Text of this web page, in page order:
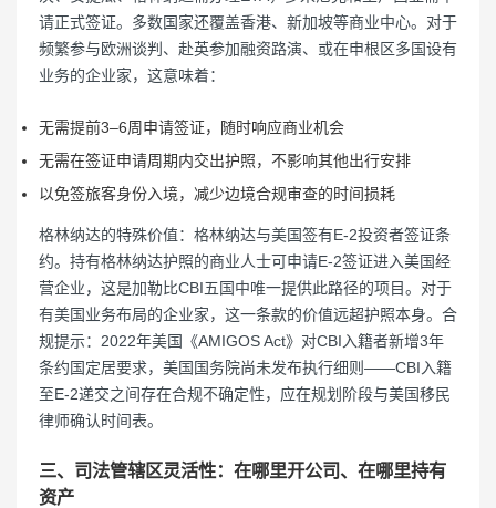
请正式签证。多数国家还覆盖香港、新加坡等商业中心。对于
频繁参与欧洲谈判、赴英参加融资路演、或在申根区多国设有
业务的企业家，这意味着：
无需提前3–6周申请签证，随时响应商业机会
无需在签证申请周期内交出护照，不影响其他出行安排
以免签旅客身份入境，减少边境合规审查的时间损耗
格林纳达的特殊价值：格林纳达与美国签有E-2投资者签证条
约。持有格林纳达护照的商业人士可申请E-2签证进入美国经
营企业，这是加勒比CBI五国中唯一提供此路径的项目。对于
有美国业务布局的企业家，这一条款的价值远超护照本身。合
规提示：2022年美国《AMIGOS Act》对CBI入籍者新增3年
条约国定居要求，美国国务院尚未发布执行细则——CBI入籍
至E-2递交之间存在合规不确定性，应在规划阶段与美国移民
律师确认时间表。
三、司法管辖区灵活性：在哪里开公司、在哪里持有
资产